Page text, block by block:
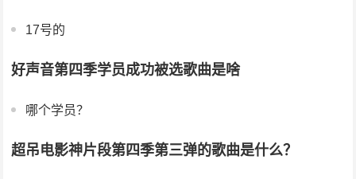
17号的
好声音第四季学员成功被选歌曲是啥
哪个学员？
超吊电影神片段第四季第三弹的歌曲是什么？